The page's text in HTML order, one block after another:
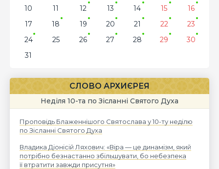
10
11 12 13 14 15
16
17
18 19 20 21 22
23
24
25 26 27 28 29
30
31
СЛОВО АРХИЄРЕЯ
Неділя 10-та по Зісланні Святого Духа
Проповідь Блаженнішого Святослава у 10-ту неділю
по Зісланні Святого Духа
Владика Діонісій Ляхович: «Віра — це динамізм, який
потрібно безнастанно збільшувати, бо небезпека
її втратити завжди присутня»